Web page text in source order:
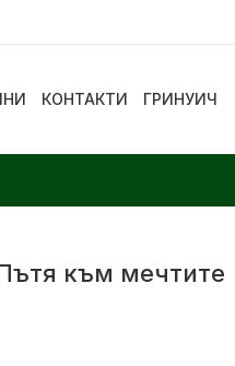
КОНТАКТИ ГРИНУИЧ
към мечтите